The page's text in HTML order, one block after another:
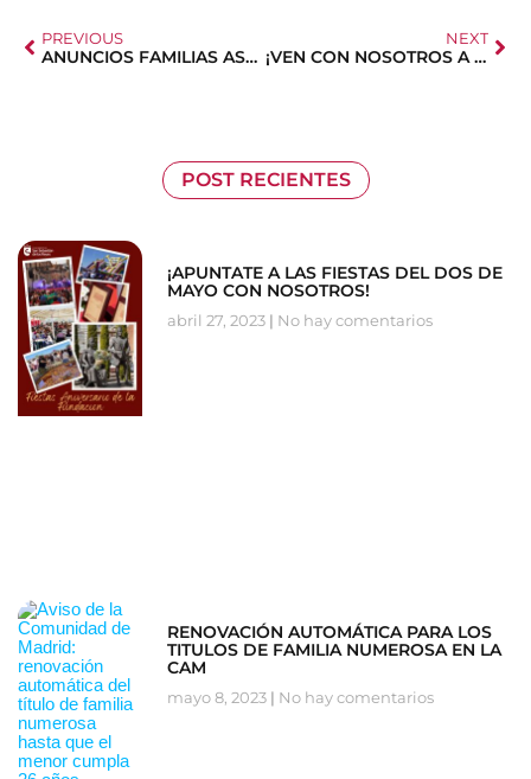
PREVIOUS
ANUNCIOS FAMILIAS ASOCIADAS
NEXT
¡VEN CON NOSOTROS A LA CALDERETA 2 DE MAYO!
POST RECIENTES
¡APUNTATE A LAS FIESTAS DEL DOS DE
MAYO CON NOSOTROS!
abril 27, 2023 No hay comentarios
RENOVACIÓN AUTOMÁTICA PARA LOS
TITULOS DE FAMILIA NUMEROSA EN LA
CAM
mayo 8, 2023 No hay comentarios